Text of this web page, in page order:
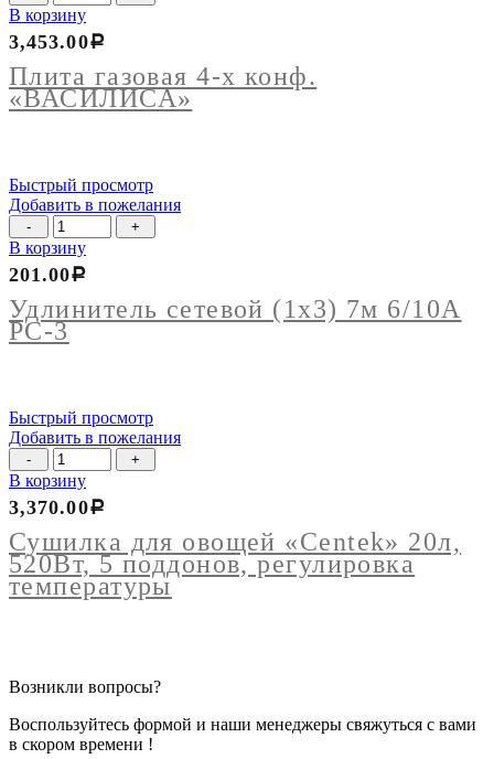
товара
Плита
газовая
4-
х
конф.
В корзину
Плита газовая 4-х конф.
«ВАСИЛИСА»
3,453.00Р
Быстрый просмотр
Добавить в пожелания
Количество
товара
Удлинитель
сетевой
(1х3)
7м
6/10А
В корзину
Удлинитель сетевой (1х3) 7м 6/10А
РС-3
201.00Р
Быстрый просмотр
Добавить в пожелания
Количество
товара
Сушилка
для
овощей
"Centek"
20л,
520Вт,
В корзину
Сушилка для овощей «Centek» 20л,
520Вт, 5 поддонов, регулировка
температуры
3,370.00Р
Возникли вопросы?
Воспользуйтесь формой и наши менеджеры свяжуться с вами
в скором времени !